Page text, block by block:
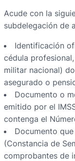
Acude con la
subdelegación de
Identificación
cédula
militar nacional)
asegurado o
Documento o
emitido por el
contenga el
Documento
(Constancia de
comprobantes de